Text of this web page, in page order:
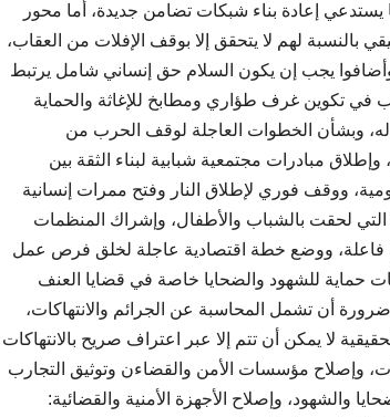
إعادة بناء شبكات تضامن جديدة، أما محور
لهم لا يتحقق إلا بوقف الإفلات من العقاب،
وأضافوا يجب إن يكون السلام حق إنساني شامل يرتبط
في تكوين غرف طؤاري ومطابخ للإغاثة والحماية
له، وبشأن الخطوات العاجلة لوقف الحرب من
مبادرات مجتمعية شبابية لبناء الثقة بين
ووقف فوري لإطلاق النار وفتح ممرات إنسانية
لحقت بالشباب والأطفال، وإشراك المنظمات
فاعلة، ووضع خطة اقتصادية عاجلة لخلق فرص عمل
حماية للشهود والضحايا خاصة في قضايا العنف
ضرورة أن تشمل المحاسبة عن الجرائم والانتهاكات،
لا يمكن أن تتم إلا عبر اعتراف صريح بالانتهاكات
وإصلاح مؤسسات الأمن والقضاءن وتوثيق التجارب
والشهود، وإصلاح الأجهزة الأمنية والقضائية: